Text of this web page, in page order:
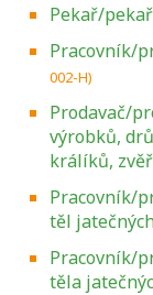
Pekař/
Pracovník/
002-H)
Prodavač/
výrobků,
králíků,
Pracovník/
těl
Pracovník/
těla